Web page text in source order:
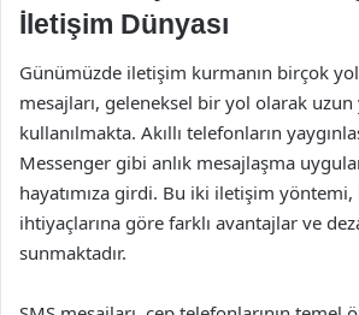
İletişim Dünyası
Günümüzde iletişim kurmanın birçok
mesajları, geleneksel bir yol olarak uzun
kullanılmakta. Akıllı telefonların
Messenger gibi anlık mesajlaşma
hayatımıza girdi. Bu iki iletişim yöntemi,
ihtiyaçlarına göre farklı avantajlar ve
sunmaktadır.